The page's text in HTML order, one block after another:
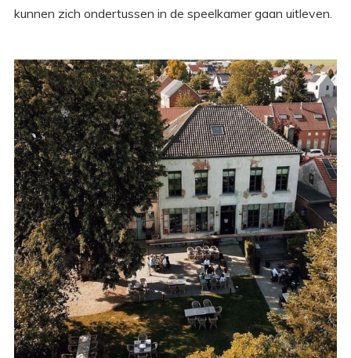
kunnen zich ondertussen in de speelkamer gaan uitleven.